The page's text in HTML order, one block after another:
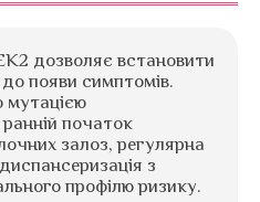
дозволяє встановити
появи симптомів.
мутацією
початок
залоз, регулярна
з
профілю ризику.